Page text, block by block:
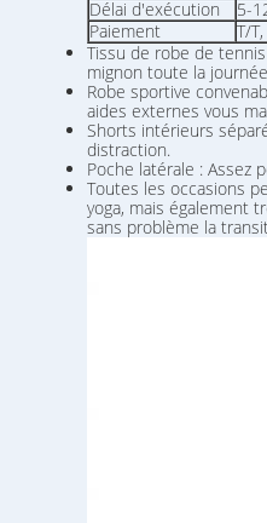
Délai d'exécution
5-
Paiement
T/
Tissu de robe de
mignon toute la
Robe sportive
aides externes vous
Shorts intérieurs
distraction.
Poche latérale : Assez
Toutes les occasions
yoga, mais également
sans problème la